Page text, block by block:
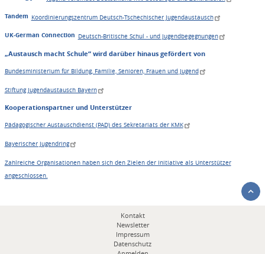
Tandem Koordinierungszentrum Deutsch-Tschechischer Jugendaustausch
UK-German Connection Deutsch-Britische Schul - und Jugendbegegnungen
„Austausch macht Schule“ wird darüber hinaus gefördert von
Bundesministerium für Bildung, Familie, Senioren, Frauen und Jugend
Stiftung Jugendaustausch Bayern
Kooperationspartner und Unterstützer
Pädagogischer Austauschdienst (PAD) des Sekretariats der KMK
Bayerischer Jugendring
Zahlreiche Organisationen haben sich den Zielen der Initiative als Unterstützer
angeschlossen.
Kontakt
Newsletter
Impressum
Datenschutz